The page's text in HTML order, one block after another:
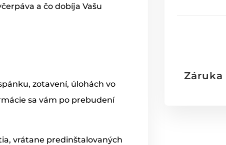
a čo dobíja Vašu
zotavení, úlohách vo
sa vám po prebudení
vrátane predinštalovaných